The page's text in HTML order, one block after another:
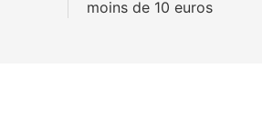
moins de 10 euros